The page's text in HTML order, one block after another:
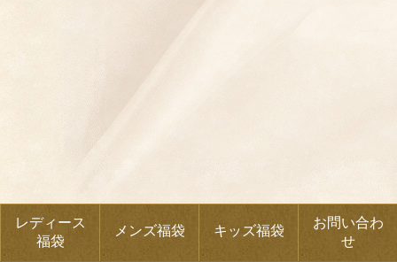
レディース
福袋
メンズ福袋 キッズ福袋
お問い合わ
せ